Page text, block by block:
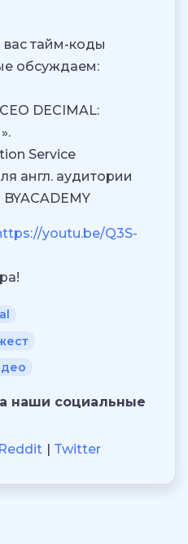
тайм-коды
обсуждаем:
DECIMAL:
Service
англ. аудитории
youtu.be/Q3S-
наши социальные
Reddit Twitter